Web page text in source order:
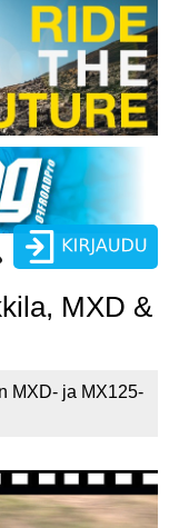
MXD &
MXD- ja MX125-